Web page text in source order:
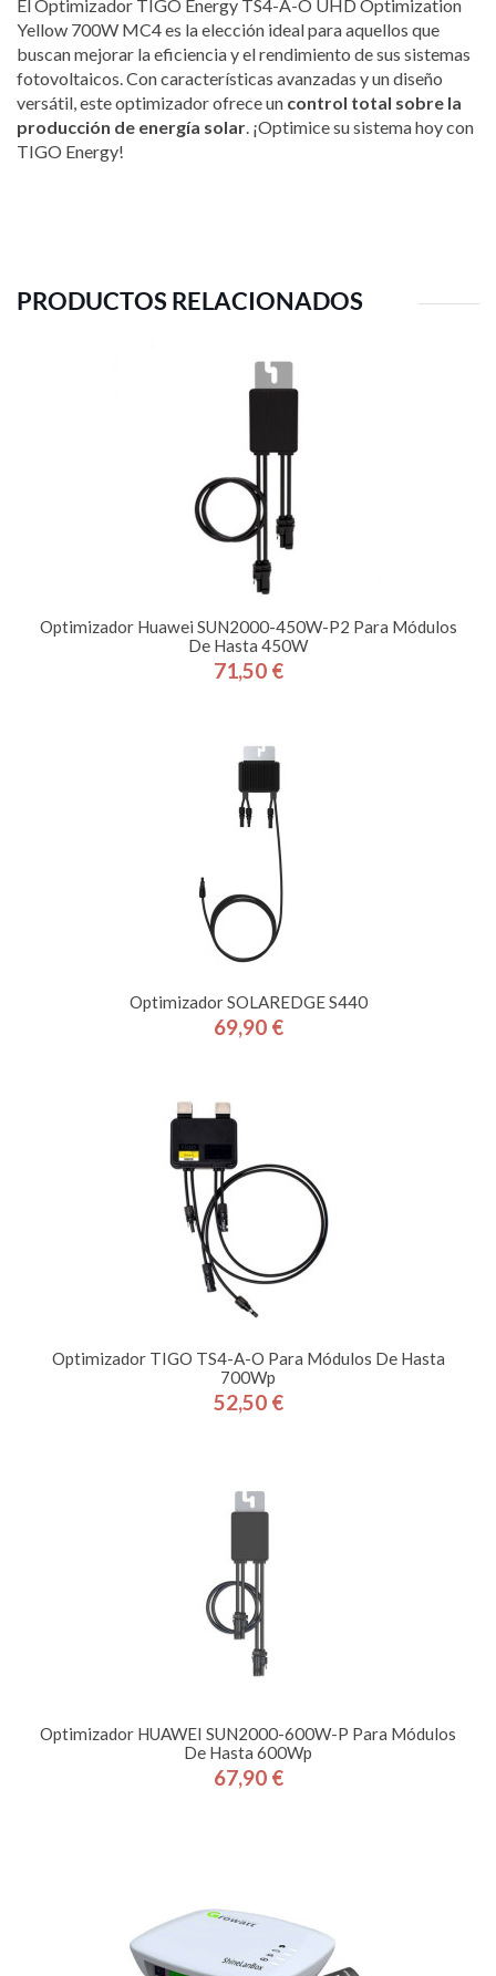
El Optimizador TIGO Energy TS4-A-O UHD Optimization
Yellow 700W MC4 es la elección ideal para aquellos que
buscan mejorar la eficiencia y el rendimiento de sus sistemas
fotovoltaicos. Con características avanzadas y un diseño
versátil, este optimizador ofrece un control total sobre la
producción de energía solar . ¡Optimice su sistema hoy con
TIGO Energy!
PRODUCTOS RELACIONADOS
Optimizador Huawei SUN2000-450W-P2 Para Módulos
De Hasta 450W
Precio
71,50 €
Optimizador SOLAREDGE S440
Precio
69,90 €
Optimizador TIGO TS4-A-O Para Módulos De Hasta
700Wp
Precio
52,50 €
Optimizador HUAWEI SUN2000-600W-P Para Módulos
De Hasta 600Wp
Precio
67,90 €